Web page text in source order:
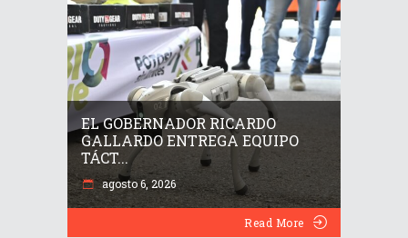
EL GOBERNADOR RICARDO
GALLARDO ENTREGA EQUIPO
TÁCT...
agosto 6, 2026
Read More